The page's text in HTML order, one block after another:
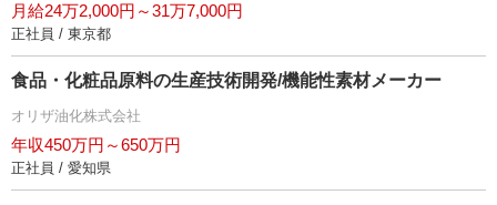
月給24万2,000円～31万7,000円
正社員 / 東京都
食品・化粧品原料の生産技術開発/機能性素材メーカー
オリザ油化株式会社
年収450万円～650万円
正社員 / 愛知県